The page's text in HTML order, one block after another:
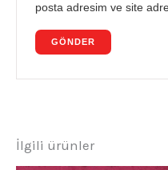
posta adresim ve site
İlgili ürünler